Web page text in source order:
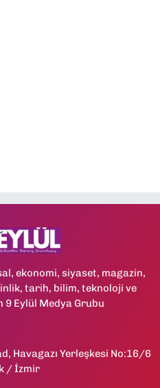
ekonomi, siyaset, magazin,
tarih, bilim, teknoloji ve
Eylül Medya Grubu
Havagazı Yerleşkesi No:16/6
/ İzmir